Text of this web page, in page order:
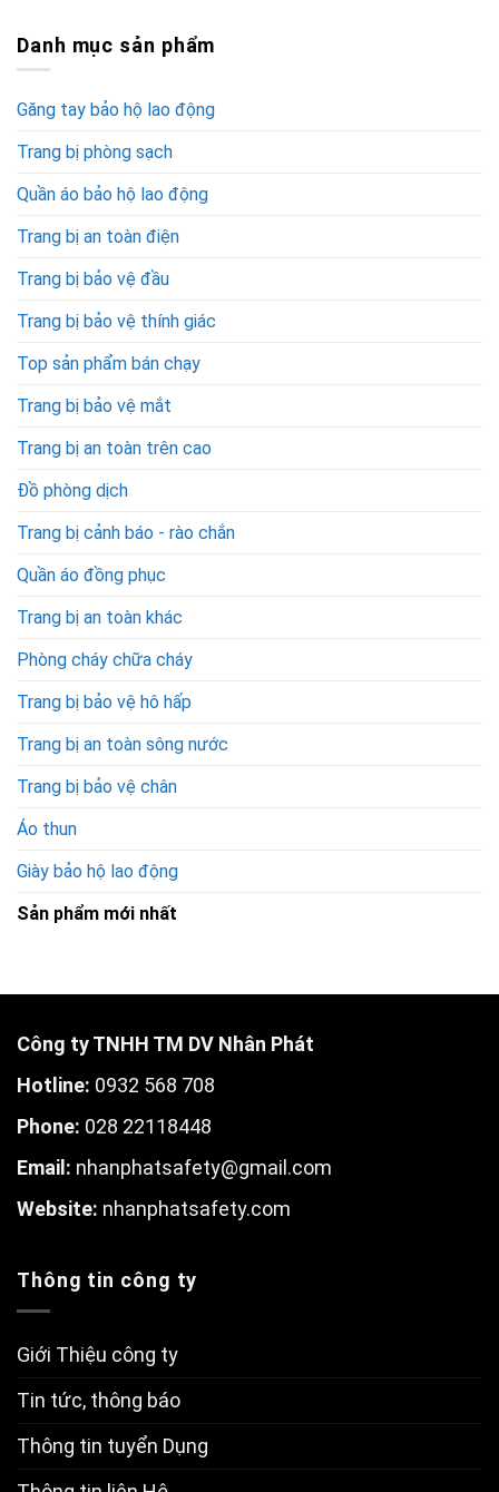
Danh mục sản phẩm
Găng tay bảo hộ lao động
Trang bị phòng sạch
Quần áo bảo hộ lao động
Trang bị an toàn điện
Trang bị bảo vệ đầu
Trang bị bảo vệ thính giác
Top sản phẩm bán chạy
Trang bị bảo vệ mắt
Trang bị an toàn trên cao
Đồ phòng dịch
Trang bị cảnh báo - rào chắn
Quần áo đồng phục
Trang bị an toàn khác
Phòng cháy chữa cháy
Trang bị bảo vệ hô hấp
Trang bị an toàn sông nước
Trang bị bảo vệ chân
Áo thun
Giày bảo hộ lao động
Sản phẩm mới nhất
Công ty TNHH TM DV Nhân Phát
Hotline: 0932 568 708
Phone: 028 22118448
Email: nhanphatsafety@gmail.com
Website: nhanphatsafety.com
Thông tin công ty
Giới Thiệu công ty
Tin tức, thông báo
Thông tin tuyển Dụng